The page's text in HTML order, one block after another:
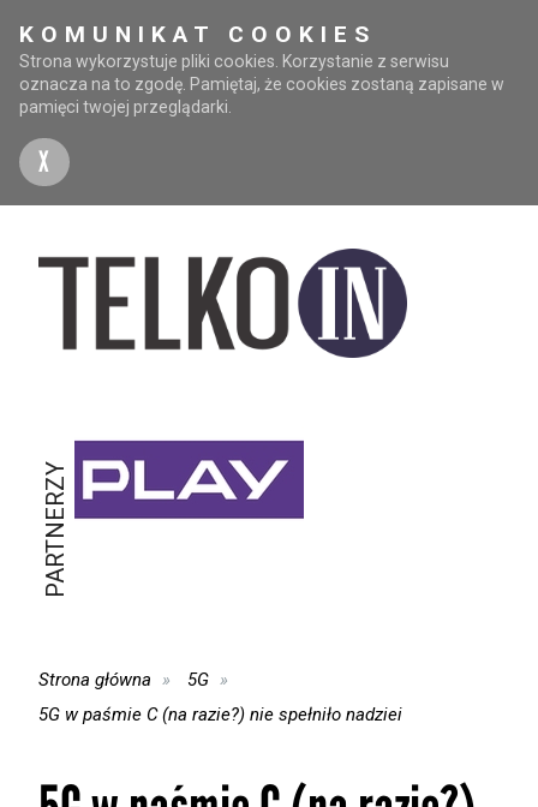
KOMUNIKAT COOKIES
Strona wykorzystuje pliki cookies. Korzystanie z serwisu
oznacza na to zgodę. Pamiętaj, że cookies zostaną zapisane w
pamięci twojej przeglądarki.
X
PARTNERZY
Strona główna
5G
5G w paśmie C (na razie?) nie spełniło nadziei